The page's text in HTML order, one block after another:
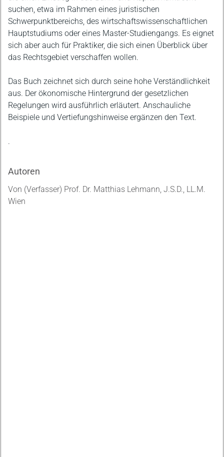
suchen, etwa im Rahmen eines juristischen
Schwerpunktbereichs, des wirtschaftswissenschaftlichen
Hauptstudiums oder eines Master-Studiengangs. Es eignet
sich aber auch für Praktiker, die sich einen Überblick über
das Rechtsgebiet verschaffen wollen.
Das Buch zeichnet sich durch seine hohe Verständlichkeit
aus. Der ökonomische Hintergrund der gesetzlichen
Regelungen wird ausführlich erläutert. Anschauliche
Beispiele und Vertiefungshinweise ergänzen den Text.
.
Autoren
Von (Verfasser) Prof. Dr. Matthias Lehmann, J.S.D., LL.M.
Wien